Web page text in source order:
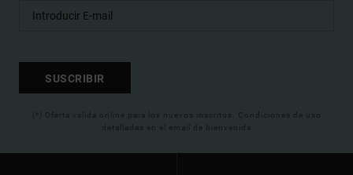
SUSCRIBIR
(*) Oferta valida online para los nuevos inscritos. Condiciones de uso
detalladas en el email de bienvenida